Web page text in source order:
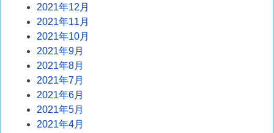
2021年12月
2021年11月
2021年10月
2021年9月
2021年8月
2021年7月
2021年6月
2021年5月
2021年4月